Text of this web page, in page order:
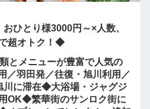
ひとり様3000円～×人数、
超オトク！◆
とメニューが豊富で人気の
／羽田発／往復・旭川利用／
川に滞在◆大浴場・ジャグジ
OK◆繁華街のサンロク街に